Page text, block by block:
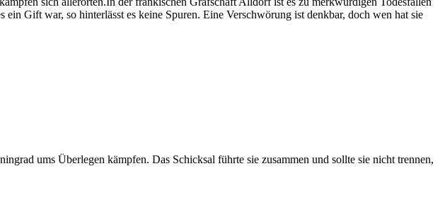
Gift war, so hinterlässt es keine Spuren. Eine Verschwörung ist denkbar, doch wen hat sie
ums Überlegen kämpfen. Das Schicksal führte sie zusammen und sollte sie nicht trennen,